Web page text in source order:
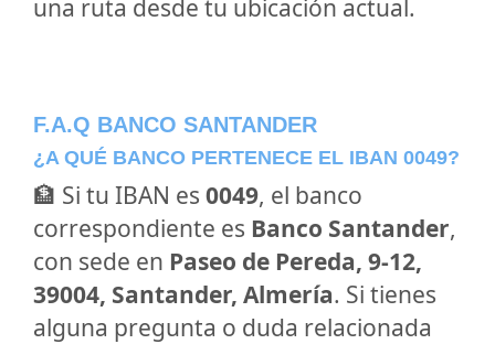
una ruta desde tu ubicación actual.
F.A.Q BANCO SANTANDER
¿A QUÉ BANCO PERTENECE EL IBAN 0049?
🏦 Si tu IBAN es 0049, el banco
correspondiente es Banco Santander,
con sede en Paseo de Pereda, 9-12,
39004, Santander, Almería. Si tienes
alguna pregunta o duda relacionada